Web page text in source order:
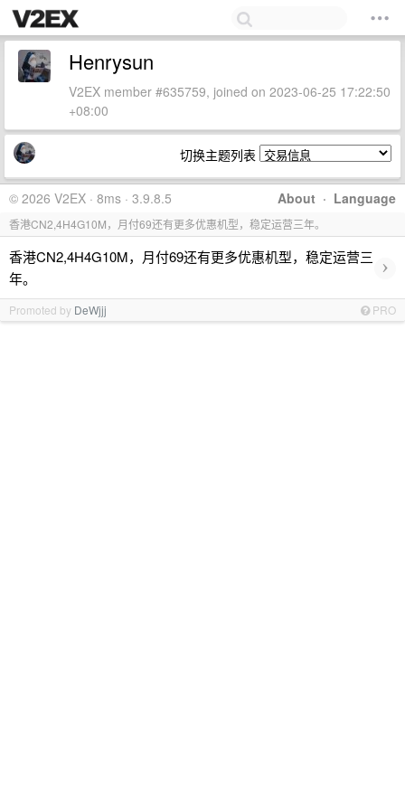
Henrysun
V2EX member #635759, joined on 2023-06-25 17:22:50
+08:00
切换主题列表
About · Language
© 2026 V2EX · 8ms · 3.9.8.5
香港CN2,4H4G10M，月付69还有更多优惠机型，稳定运营三年。
香港CN2,4H4G10M，月付69还有更多优惠机型，稳定运营三
年。
›
Promoted by DeWjjj PRO